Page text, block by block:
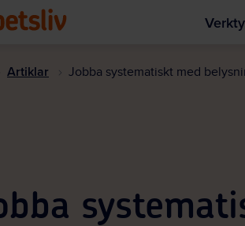
Artiklar Jobba systematiskt med